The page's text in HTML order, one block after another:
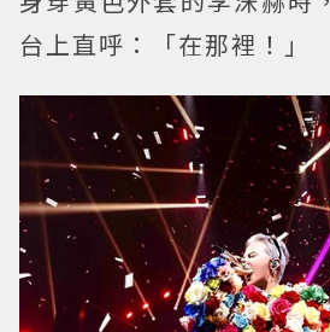
台上直呼：「在那裡！」